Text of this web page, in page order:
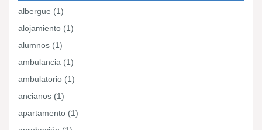
albergue (1)
alojamiento (1)
alumnos (1)
ambulancia (1)
ambulatorio (1)
ancianos (1)
apartamento (1)